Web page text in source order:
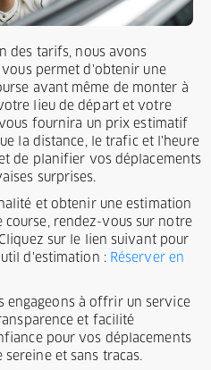
des tarifs, nous avons
permet d'obtenir une
avant même de monter à
lieu de départ et votre
fournira un prix estimatif
la distance, le trafic et l'heure
de planifier vos déplacements
surprises.
et obtenir une estimation
course, rendez-vous sur notre
sur le lien suivant pour
d'estimation : Réserver en
engageons à offrir un service
et facilité
pour vos déplacements
et sans tracas.